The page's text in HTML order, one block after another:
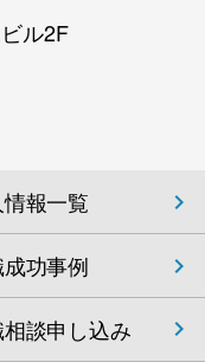
ル2F
報一覧
功事例
談申し込み